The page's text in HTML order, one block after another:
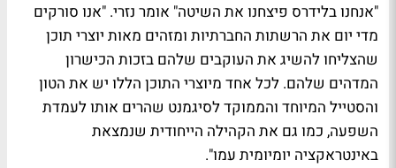
"אנחנו בלידרס פיצחנו את השיטה" אומר נזרי. "אנו סורקים
מדי יום את הרשתות החברתיות ומזהים מאות יוצרי תוכן
שהצליחו להשיג את העוקבים שלהם בזכות הכישרון
המדהים שלהם. לכל אחד מיוצרי התוכן הללו יש את הטון
והסטייל המיוחד והממוקד לסיגמנט שהרים אותו לעמדת
השפעה, כמו גם את הקהילה הייחודית שנמצאת
באינטראקציה יומיומית עמו".